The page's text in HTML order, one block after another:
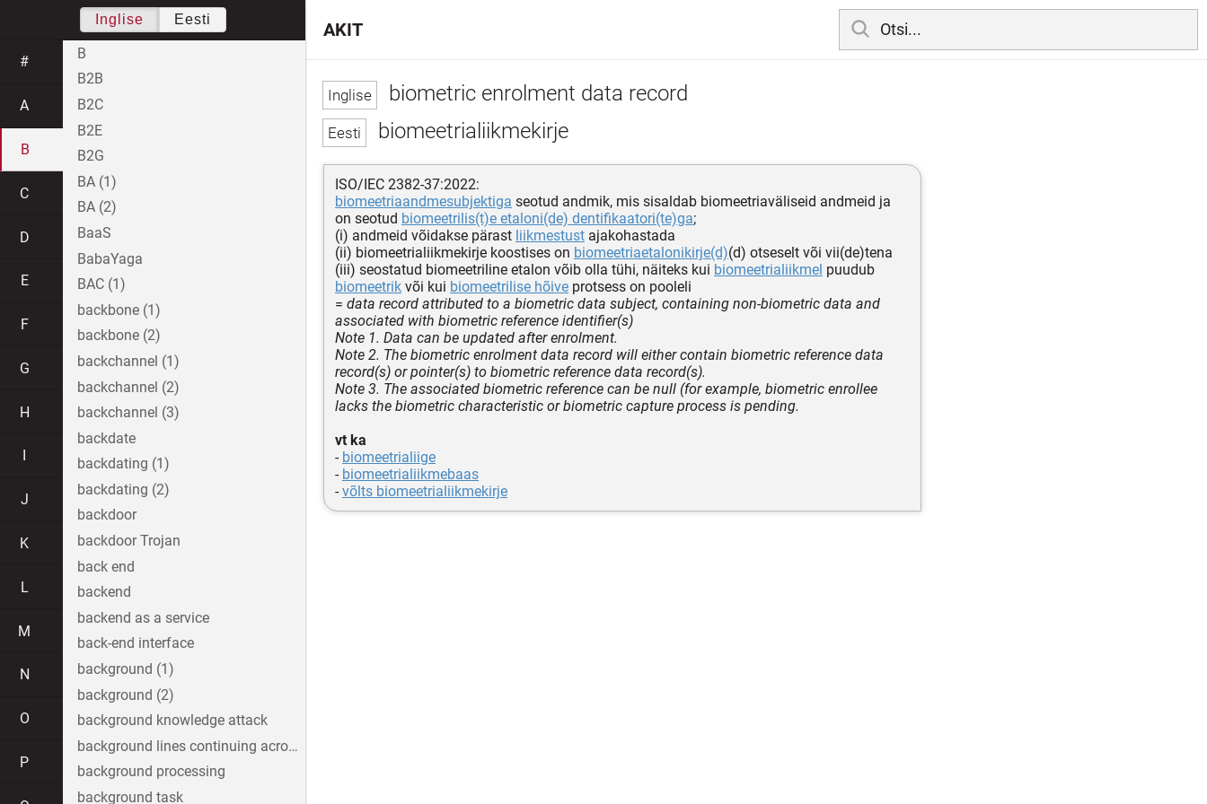
biometric enrolment data record
biomeetrialiikmekirje
ISO/IEC 2382-37:2022:
biomeetriaandmesubjektiga seotud andmik, mis sisaldab biomeetriaväliseid andmeid ja
on seotud biomeetrilis(t)e etaloni(de) dentifikaatori(te)ga;
(i) andmeid võidakse pärast liikmestust ajakohastada
(ii) biomeetrialiikmekirje koostises on biomeetriaetalonikirje(d)(d) otseselt või vii(de)tena
(iii) seostatud biomeetriline etalon võib olla tühi, näiteks kui biomeetrialiikmel puudub
biomeetrik või kui biomeetrilise hõive protsess on pooleli
= data record attributed to a biometric data subject, containing non-biometric data and
associated with biometric reference identifier(s)
Note 1. Data can be updated after enrolment.
Note 2. The biometric enrolment data record will either contain biometric reference data
record(s) or pointer(s) to biometric reference data record(s).
Note 3. The associated biometric reference can be null (for example, biometric enrollee
lacks the biometric characteristic or biometric capture process is pending.
vt ka
- biomeetrialiige
- biomeetrialiikmebaas
-võlts biomeetrialiikmekirje
AKIT
Inglise Eesti
#
A
B
C
D
E
F
G
H
J
K
L
M
N
O
P
B
B2B
B2C
B2E
B2G
BA (1)
BA (2)
BaaS
BabaYaga
BAC (1)
backbone (1)
backbone (2)
backchannel (1)
backchannel (2)
backchannel (3)
backdate
backdating (1)
backdating (2)
backdoor
backdoor Trojan
back end
backend
backend as a service
back-end interface
background (1)
background (2)
background knowledge attack
background lines continuing across the image
background processing
background task